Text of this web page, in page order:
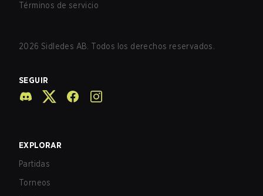
Términos de servicio
2026 Sidledes AB. Todos los derechos reservados.
SEGUIR
EXPLORAR
Partidas
Torneos